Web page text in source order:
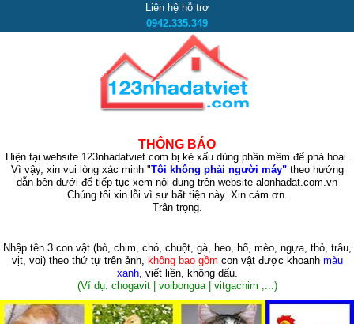
Liên hệ hỗ trợ
0942.335.349
THÔNG BÁO
Hiện tại website 123nhadatviet.com bị kẻ xấu dùng phần mềm để phá hoại.
Vì vậy, xin vui lòng xác minh "Tôi không phải người máy"theo hướng
dẫn bên dưới để tiếp tục xem nội dung trên website alonhadat.com.vn
Chúng tôi xin lỗi vì sự bất tiện này. Xin cám ơn.
Trân trọng.
Nhập tên 3 con vật (bò, chim, chó, chuột, gà, heo, hổ, mèo, ngựa, thỏ, trâu,
vịt, voi)theo thứ tự trên ảnh, không bao gồm con vật được khoanh màu
xanh, viết liền, không dấu.
(Ví dụ: chogavit | voibongua | vitgachim ,...)